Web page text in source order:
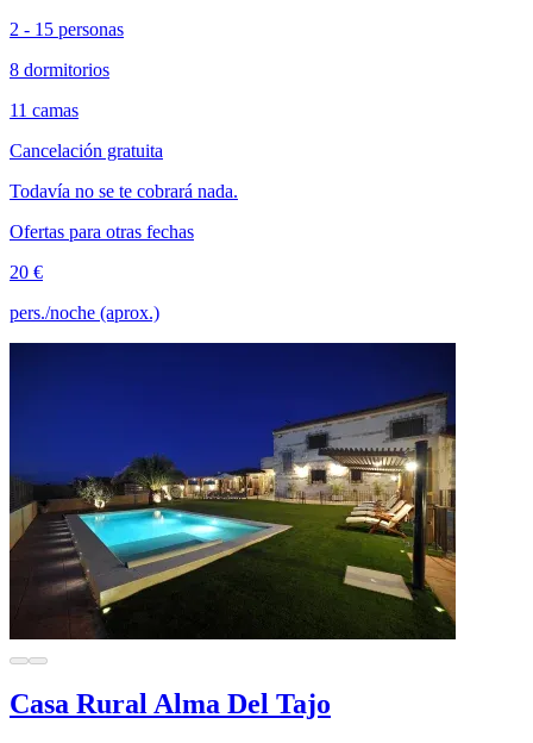
2 - 15 personas
8 dormitorios
11 camas
Cancelación gratuita
Todavía no se te cobrará nada.
Ofertas para otras fechas
20 €
pers./noche (aprox.)
Casa Rural Alma Del Tajo